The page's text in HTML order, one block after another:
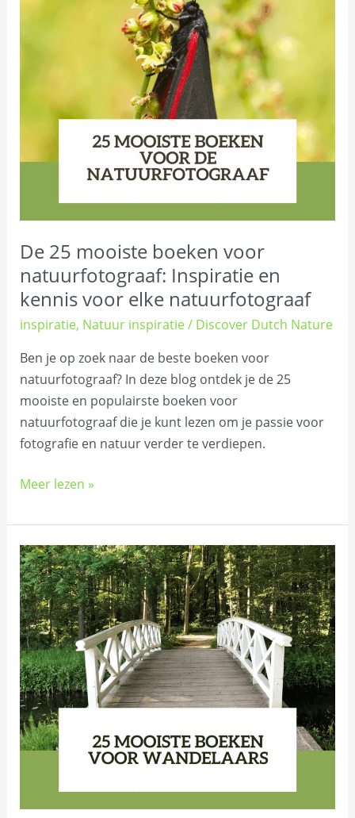
De 25 mooiste boeken voor
natuurfotograaf: Inspiratie en
kennis voor elke natuurfotograaf
inspiratie, Natuur inspiratie/ Discover Dutch Nature
Ben je op zoek naar de beste boeken voor
natuurfotograaf? In deze blog ontdek je de 25
mooiste en populairste boeken voor
natuurfotograaf die je kunt lezen om je passie voor
fotografie en natuur verder te verdiepen.
mooiste
natuurfotograaf:
voor
natuurfotograaf
Meer lezen »
De
25
mooiste
boeken
voor
wandelaars:
Inspiratie
en
avontuur
voor
wandelaar